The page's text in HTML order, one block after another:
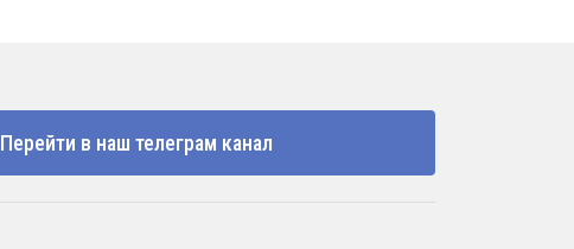
Перейти в наш телеграм канал